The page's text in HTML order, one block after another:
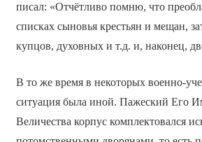
писал: «Отчётливо помню, что
списках сыновья крестьян и мещан,
купцов, духовных и т.д. и, наконец,
В то же время в некоторых военно-
ситуация была иной. Пажеский Его
Величества корпус комплектовался